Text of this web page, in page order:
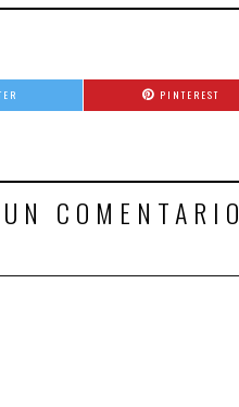
PINTEREST
COMENTARIO